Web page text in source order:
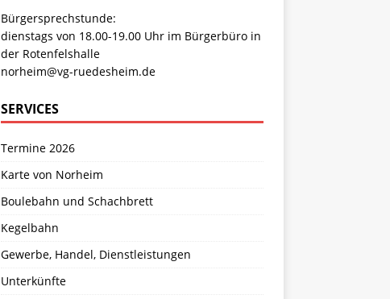
Bürgersprechstunde:
dienstags von 18.00-19.00 Uhr im Bürgerbüro in
der Rotenfelshalle
norheim@vg-ruedesheim.de
SERVICES
Termine 2026
Karte von Norheim
Boulebahn und Schachbrett
Kegelbahn
Gewerbe, Handel, Dienstleistungen
Unterkünfte